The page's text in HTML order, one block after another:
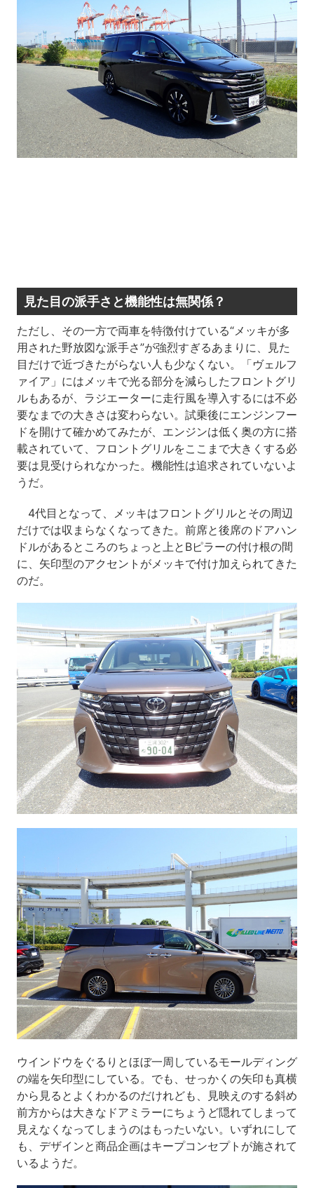
見た目の派手さと機能性は無関係？
ただし、その一方で両車を特徴付けている“メッキが多
用された野放図な派手さ”が強烈すぎるあまりに、見た
目だけで近づきたがらない人も少なくない。「ヴェルフ
ァイア」にはメッキで光る部分を減らしたフロントグリ
ルもあるが、ラジエーターに走行風を導入するには不必
要なまでの大きさは変わらない。試乗後にエンジンフー
ドを開けて確かめてみたが、エンジンは低く奥の方に搭
載されていて、フロントグリルをここまで大きくする必
要は見受けられなかった。機能性は追求されていないよ
うだ。
4代目となって、メッキはフロントグリルとその周辺
だけでは収まらなくなってきた。前席と後席のドアハン
ドルがあるところのちょっと上とBピラーの付け根の間
に、矢印型のアクセントがメッキで付け加えられてきた
のだ。
ウインドウをぐるりとほぼ一周しているモールディング
の端を矢印型にしている。でも、せっかくの矢印も真横
から見るとよくわかるのだけれども、見映えのする斜め
前方からは大きなドアミラーにちょうど隠れてしまって
見えなくなってしまうのはもったいない。いずれにして
も、デザインと商品企画はキープコンセプトが施されて
いるようだ。